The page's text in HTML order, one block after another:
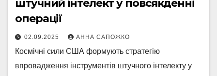
штучний інтелект у повсякденні
операції
02.09.2025 АННА САПОЖКО
Космічні сили США формують стратегію
впровадження інструментів штучного інтелекту у